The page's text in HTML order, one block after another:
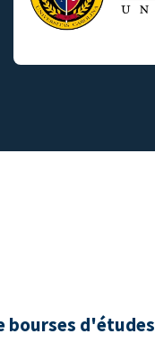
bourses d'études